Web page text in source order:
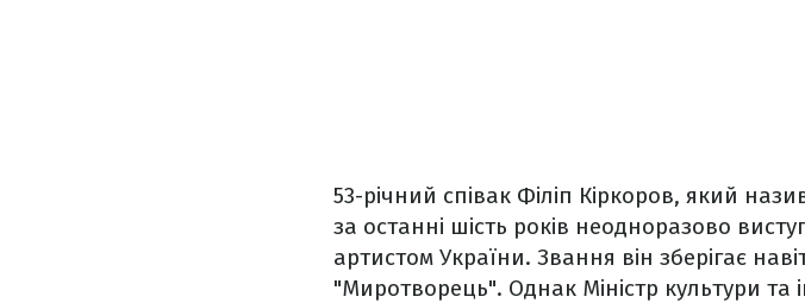
53-річний співак Філіп Кіркоров, який
за останні шість років неодноразово
артистом України. Звання він зберігає
"Миротворець". Однак Міністр культури та